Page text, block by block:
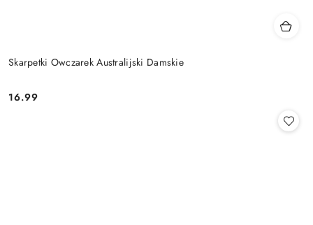
Skarpetki Owczarek Australijski Damskie
Cena:
16.99